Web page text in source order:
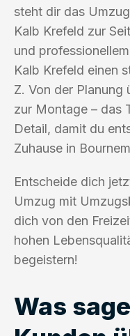
steht dir das
Kalb Krefeld zur
und
Kalb Krefeld einen
Z. Von der Planung
zur Montage – das
Detail, damit du
Zuhause in
Entscheide dich
Umzug mit
dich von den
hohen
begeistern!
Was